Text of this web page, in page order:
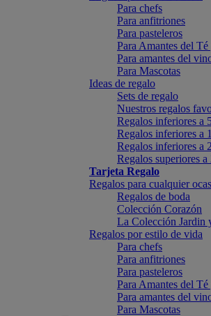
Para chefs
Para anfitriones
Para pasteleros
Para Amantes del
Para amantes del
Para Mascotas
Ideas de regalo
Sets de regalo
Nuestros regalos
Regalos inferiores a
Regalos inferiores a
Regalos inferiores a
Regalos superiores a
Tarjeta Regalo
Regalos para cualquier
Regalos de boda
Colección Corazón
La Colección Jardin
Regalos por estilo de vida
Para chefs
Para anfitriones
Para pasteleros
Para Amantes del
Para amantes del
Para Mascotas